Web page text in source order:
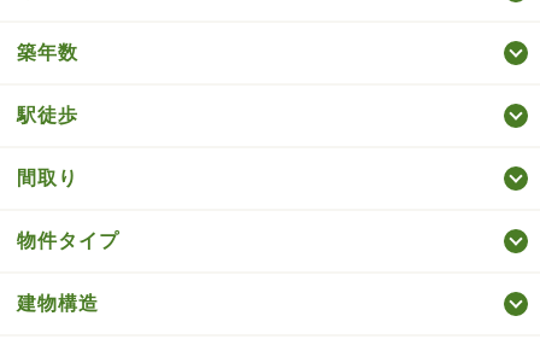
築年数
駅徒歩
間取り
物件タイプ
建物構造